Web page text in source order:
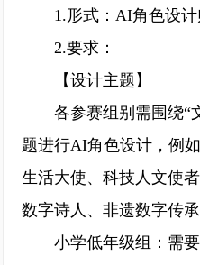
1.形式：AI角色设计
2.要求：
【设计主题】
各参赛组别需围绕“文
题进行AI角色设计，例
生活大使、科技人文使
数字诗人、非遗数字传
小学低年级组：需要